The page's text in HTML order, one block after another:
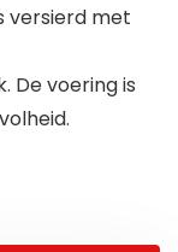
versierd met
De voering is